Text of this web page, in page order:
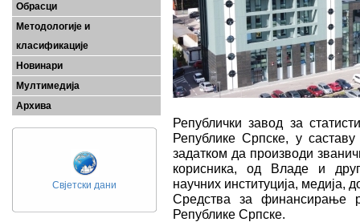
Обрасци
Методологије и
класификације
Новинари
Мултимедија
Архива
Свјетски дани
Републички завод за
Републике Српске, у
задатком да производи
корисника, од Владе и
научних институција, медија,
Средства за финансирање
Републике Српске.